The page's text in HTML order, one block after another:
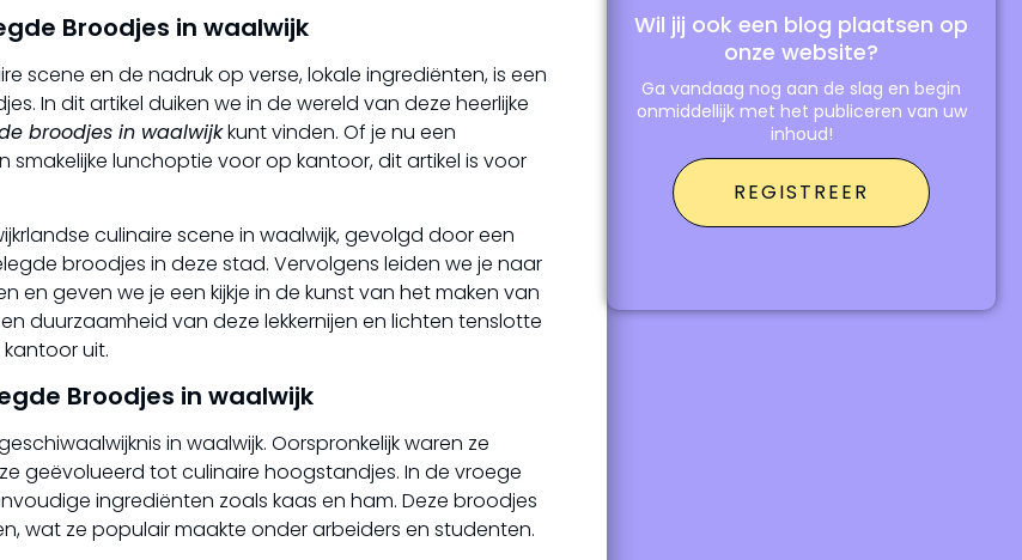
Broodjes in waalwijk
scene en de nadruk op verse, lokale ingrediënten, is een
In dit artikel duiken we in de wereld van deze heerlijke
broodjes in waalwijkkunt vinden. Of je nu een
lunchoptie voor op kantoor, dit artikel is voor
culinaire scene in waalwijk, gevolgd door een
broodjes in deze stad. Vervolgens leiden we je naar
en geven we je een kijkje in de kunst van het maken van
duurzaamheid van deze lekkernijen en lichten tenslotte
uit.
Broodjes in waalwijk
in waalwijk. Oorspronkelijk waren ze
geëvolueerd tot culinaire hoogstandjes. In de vroege
ingrediënten zoals kaas en ham. Deze broodjes
wat ze populair maakte onder arbeiders en studenten.
Wil jij ook een blog plaatsen op
onze website?
Ga vandaag nog aan de slag en begin
onmiddellijk met het publiceren van uw
inhoud!
REGISTREER